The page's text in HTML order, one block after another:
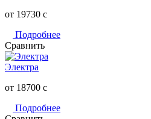
от 19730 c
Подробнее
Сравнить
Электра
от 18700 c
Подробнее